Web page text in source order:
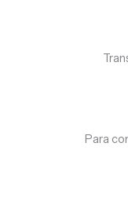
Para